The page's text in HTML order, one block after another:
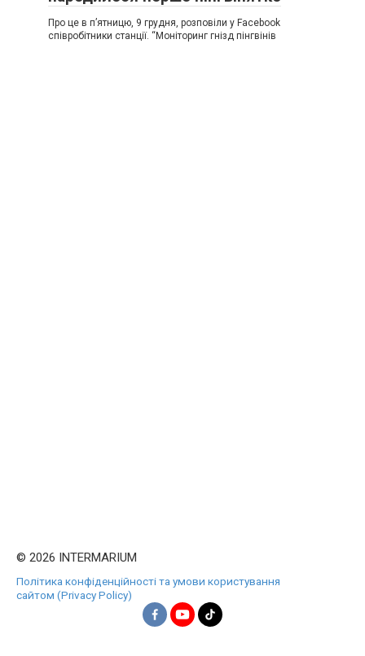
Про це в п’ятницю, 9 грудня, розповіли у Facebook
співробітники станції. “Моніторинг гнізд пінгвінів
© 2026 INTERMARIUM
Політика конфіденційності та умови користування
сайтом (Privacy Policy)